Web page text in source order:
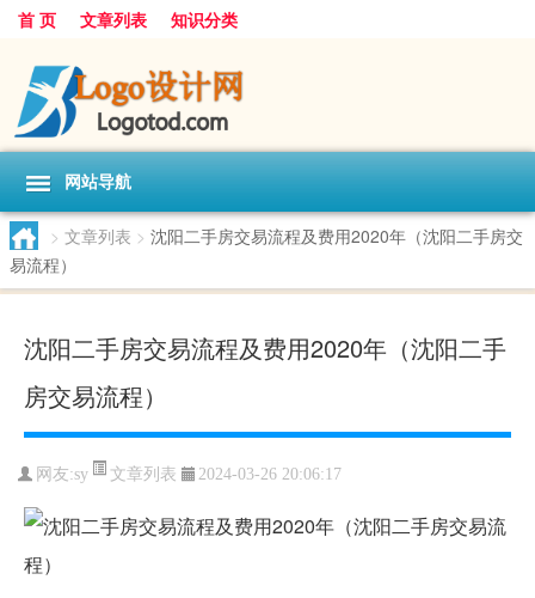
首 页 文章列表 知识分类
网站导航
> 文章列表 > 沈阳二手房交易流程及费用2020年（沈阳二手房交
易流程）
沈阳二手房交易流程及费用2020年（沈阳二手
房交易流程）
网友:sy 文章列表 2024-03-26 20:06:17